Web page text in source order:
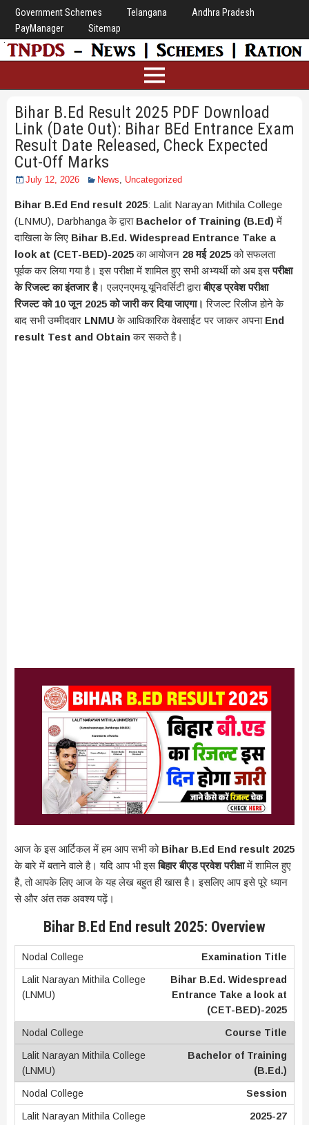
Government Schemes Telangana
Andhra Pradesh
PayManager
Sitemap
Bihar B.Ed Result 2025 PDF Download
Link (Date Out): Bihar BEd Entrance Exam
Result Date Released, Check Expected
Cut-Off Marks
July 12, 2026 News Uncategorized
Bihar B.Ed End result 2025: Lalit Narayan Mithila College
(LNMU), Darbhanga के द्वाराBachelor of Training (B.Ed) में
दाखिला के लिए Bihar B.Ed. Widespread Entrance Take a
look at (CET-BED)-2025का आयोजन 28 मई 2025को सफलता
पूर्वक कर लिया गया है। इस परीक्षा में शामिल हुए सभी अभ्यर्थी को अब इसपरीक्षा
के रिजल्ट का इंतजार है। एलएनएमयू यूनिवर्सिटी द्वाराबीएड प्रवेश परीक्षा
रिजल्ट को 10 जून 2025 को जारी कर दिया जाएगा। रिजल्ट रिलीज होने के
बाद सभी उम्मीदवार LNMU के आधिकारिक वेबसाईट पर जाकर अपना End
result Test and Obtainकर सकते है।
आज के इस आर्टिकल में हम आप सभी को Bihar B.Ed End result 2025
के बारे में बताने वाले है। यदि आप भी इसबिहार बीएड प्रवेश परीक्षामें शामिल हुए
है, तो आपके लिए आज के यह लेख बहुत ही खास है। इसलिए आप इसे पूरे ध्यान
से और अंत तक अवश्य पढ़ें।
Bihar B.Ed End result 2025: Overview
Examination Title
Bihar B.Ed. Widespread
Entrance Take a look at
(CET-BED)-2025
Course Title
Bachelor of Training
(B.Ed.)
Session
2025-27